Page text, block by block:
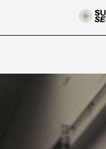
NEWSLETTER
Einmal
wir über
Kammgarn.
nichts mehr